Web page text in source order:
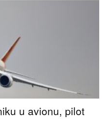
u avionu, pilot